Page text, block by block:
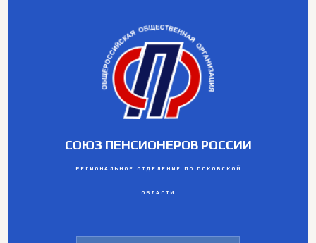
СОЮЗ ПЕНСИОНЕРОВ РОССИИ
РЕГИОНАЛЬНОЕ ОТДЕЛЕНИЕ ПО ПСКОВСКОЙ
ОБЛАСТИ